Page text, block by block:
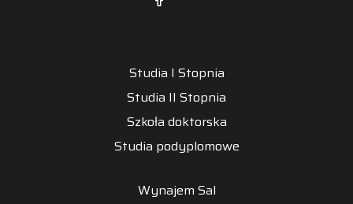
Studia I Stopnia
Studia II Stopnia
Szkoła doktorska
Studia podyplomowe
Wynajem Sal